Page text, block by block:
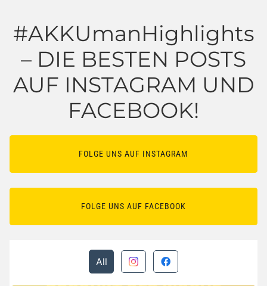
#AKKUmanHighlights
– DIE BESTEN POSTS
AUF INSTAGRAM UND
FACEBOOK!
FOLGE UNS AUF INSTAGRAM
FOLGE UNS AUF FACEBOOK